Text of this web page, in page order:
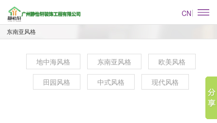
CN
东南亚风格
地中海风格 东南亚风格 欧美风格
田园风格 中式风格 现代风格